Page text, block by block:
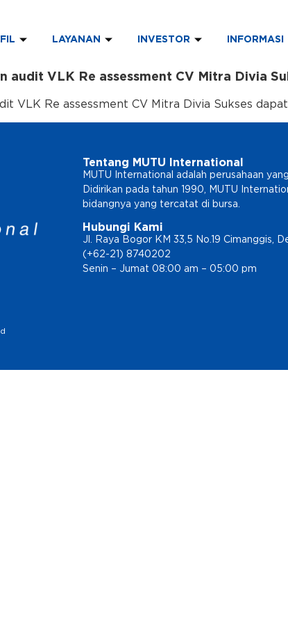
LAYANAN INVESTOR INFORMASI
audit VLK Re assessment CV Mitra Divia
VLK Re assessment CV Mitra Divia Sukses
Tentang MUTU International
MUTU International adalah perusahaan
Didirikan pada tahun 1990, MUTU
bidangnya yang tercatat di bursa.
Hubungi Kami
Jl. Raya Bogor KM 33,5 No.19 Cimanggis,
(+62-21) 8740202
Senin – Jumat 08:00 am – 05:00 pm